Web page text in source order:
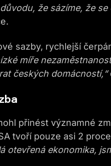
že sázíme, že se
sazby, rychlejší
míře
českých domácností,“
přinést významné
tvoří pouze asi 2
otevřená ekonomika,